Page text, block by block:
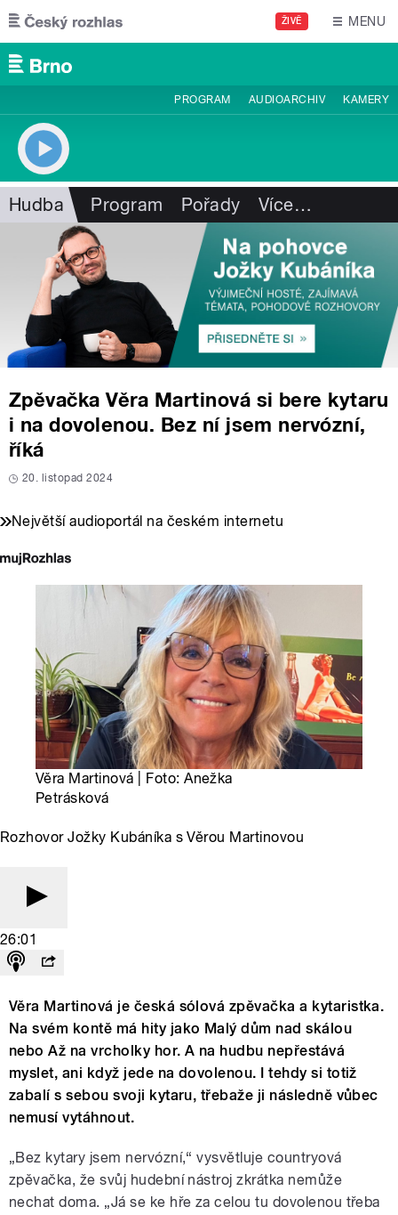
Přejít k hlavnímu obsahu
ŽIVĚ MENU
PROGRAM AUDIOARCHIV KAMERY
Hudba Program Pořady Více…
Zpěvačka Věra Martinová si bere kytaru
i na dovolenou. Bez ní jsem nervózní,
říká
20. listopad 2024
Největší audioportál na českém internetu
Věra Martinová | Foto: Anežka
Petrásková
Rozhovor Jožky Kubáníka s Věrou Martinovou
26:01
Věra Martinová je česká sólová zpěvačka a kytaristka.
Na svém kontě má hity jako Malý dům nad skálou
nebo Až na vrcholky hor. A na hudbu nepřestává
myslet, ani když jede na dovolenou. I tehdy si totiž
zabalí s sebou svoji kytaru, třebaže ji následně vůbec
nemusí vytáhnout.
„Bez kytary jsem nervózní,“ vysvětluje countryová
zpěvačka, že svůj hudební nástroj zkrátka nemůže
nechat doma. „Já se ke hře za celou tu dovolenou třeba